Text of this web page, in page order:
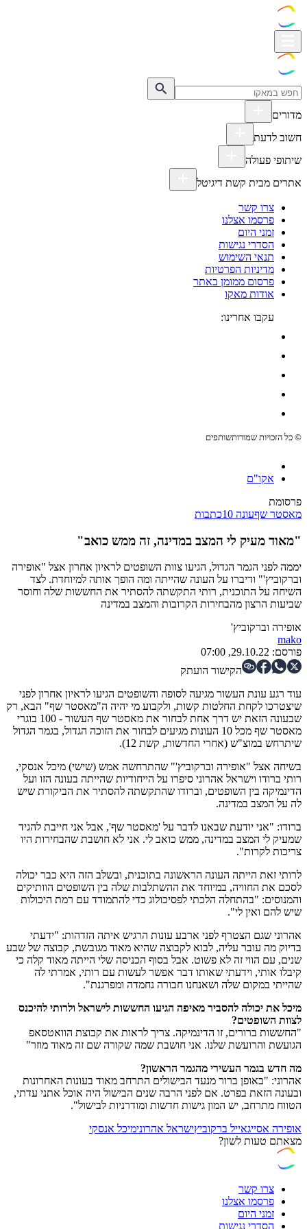
מדורים
חשוב לדעת
שיתופי פעולה
אתרים מבית קשת דיגיטל
צרו קשר
פרסמו אצלנו
זמני היום
הסדרי נגישות
תנאי השימוש
מדיניות הפרטיות
פרסום ממומן באתר
אודות מאקו
עקבו אחרינו:
© כל הזכויות שמורותשותפים
אקו"ם
פרסומת
מאסטר שףעונה 10 כתבות
"מאוד מעיק לי המצב במדינה, זה ממש כואב"
יממה לפני הגמר הגדול, הגיעו צוות השופטים לראיון אחרון אצל "אופירה
וברקוביץ'" ודיברו על העונה שהייתה ומה הופך אותה למיוחדת. לצד
השיחה על התוכנית, רותי התקשתה להסתיר את החששות שלה וחוסר
שביעות הרצון מהבחירות הקרובות והמצב במדינה
אופירה וברקוביץ'
mako
פורסם: 29.10.22, 07:00
הקישור הועתק
עוד רגע עונת העשור מגיעה לסופה והשופטים הגיעו לראיון אחרון לפני
שיצטרכו לקחת החלטות קשות, ולקבוע מי יהיה ה"מאסטר שף" הבא, רק
שבעונה הזאת יש דרך אחת לבחור את מאסטר שף העשור - 100 בוגרי
מאסטר שף מכל 10 העונות מגיעים לבחור את הזוכה הגדול, בגמר הגדול
שיתרחש במוצ"ש (אחרי החדשות, קשת 12).
בשיחה אצל "אופירה וברקוביץ'" שהתרחשה אמש (שישי) מיכל אנסקי,
רותי ברודו וישראל אהרוני סיפרו על הייחודיות שהייתה בעונה הזו ועל
הדינמיקה בין השופטים, וברודו שהתקשתה להסתיר את הביקורת שיש
לה על המצב במדינה.
ברודו: "אני יודעת שבאנו לדבר על 'מאסטר שף', אבל אני חייבת להגיד
שמעיק לי המצב במדינה, ממש כואב לי. אני לא חושבת שהבחירות היו
צריכות לקרות".
לרותי זאת הייתה העונה הראשונה בתוכנית, ובשלב הזה היא כבר יכולה
לסכם את החוויה, במיוחד את ההשתלבות שלה בין השופטים הוותיקים
והמנוסים: "בהתחלה הלכתי לפסיכולוג כדי להתמודד עם רמת היכולות
שיש להם ואין לי".
אהרוני שגם הצטרף לפני ארבע עונות הרגיש איתה הזדהות: "ידעתי
בדיוק מה עובר עליה, לבוא לקבוצה שהיא מאוד מגובשת, קבוצה של שבע
שנים, עם הווי זה לא פשוט. אבל בסוף הכניסה שלי הייתה מאוד קלה כי
קיבלו אותי, וידעתי שאותו דבר אפשר לעשות עם רותי, אמרתי לה
שהייתי במקום שלה ושאנחנו חבורה נחמדה ומפרגנת".
מיכל את יכולה להסביר מאיפה הגיעו החששות לישראל ולרותי להיכנס
לצוות השופטים?
"החששות ברורים, זו הדינמיקה. צריך לראות את קבוצת הוואטסאפ
הגועשת והרועשת שלנו. אני חושבת שמה שקורה שם זה מאוד מוזר"
מה חדש בגמר העשירי מהגמר הראשון?
אהרוני: "באופן ברור מנעד הבישולים התרחב מאוד בעונות האחרונות
ובעונה הזאת בפרט. אם לפני הרבה שנים הבישול היה אוכל אתני עדתי,
הטווח מתרחב, יש המון גישות חדשות ומודרניות לבישול".
אופירה אסייגאייל ברקוביץישראל אהרונימיכל אנסקי
מצאתם טעות לשון?
צרו קשר
פרסמו אצלנו
זמני היום
הסדרי נגישות